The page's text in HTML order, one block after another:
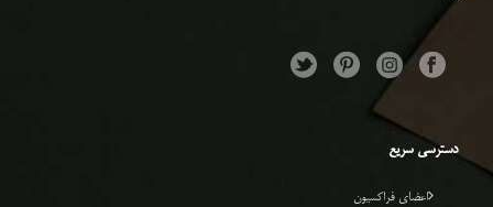
دسترسی سریع
اعضای فراکسیون